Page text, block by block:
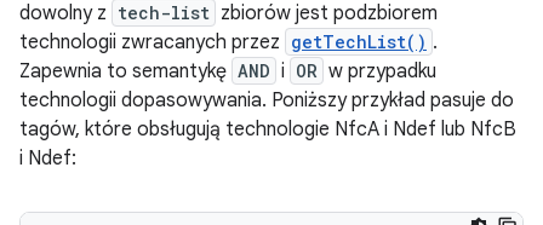
dowolny z tech-list zbiorów jest podzbiorem
technologii zwracanych przez getTechList() .
Zapewnia to semantykę AND i OR w przypadku
technologii dopasowywania. Poniższy przykład pasuje do
tagów, które obsługują technologie NfcA i Ndef lub NfcB
i Ndef: